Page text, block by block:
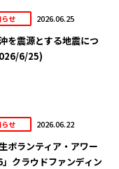
せ 2026.06.25
を震源とする地震につ
6/25)
せ 2026.06.22
生ボランティア・アワー
クラウドファンディン